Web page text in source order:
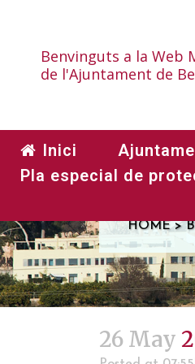
Benvinguts a la Web
de l'Ajuntament de
Inici
Pla especial de
HOME>
26 May